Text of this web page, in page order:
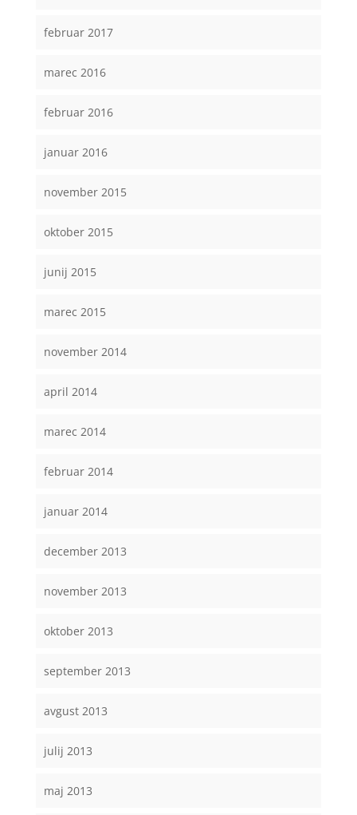
februar 2017
marec 2016
februar 2016
januar 2016
november 2015
oktober 2015
junij 2015
marec 2015
november 2014
april 2014
marec 2014
februar 2014
januar 2014
december 2013
november 2013
oktober 2013
september 2013
avgust 2013
julij 2013
maj 2013